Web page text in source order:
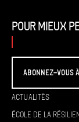
Pour mieux
Abonnez-vous
Actualités
École de la